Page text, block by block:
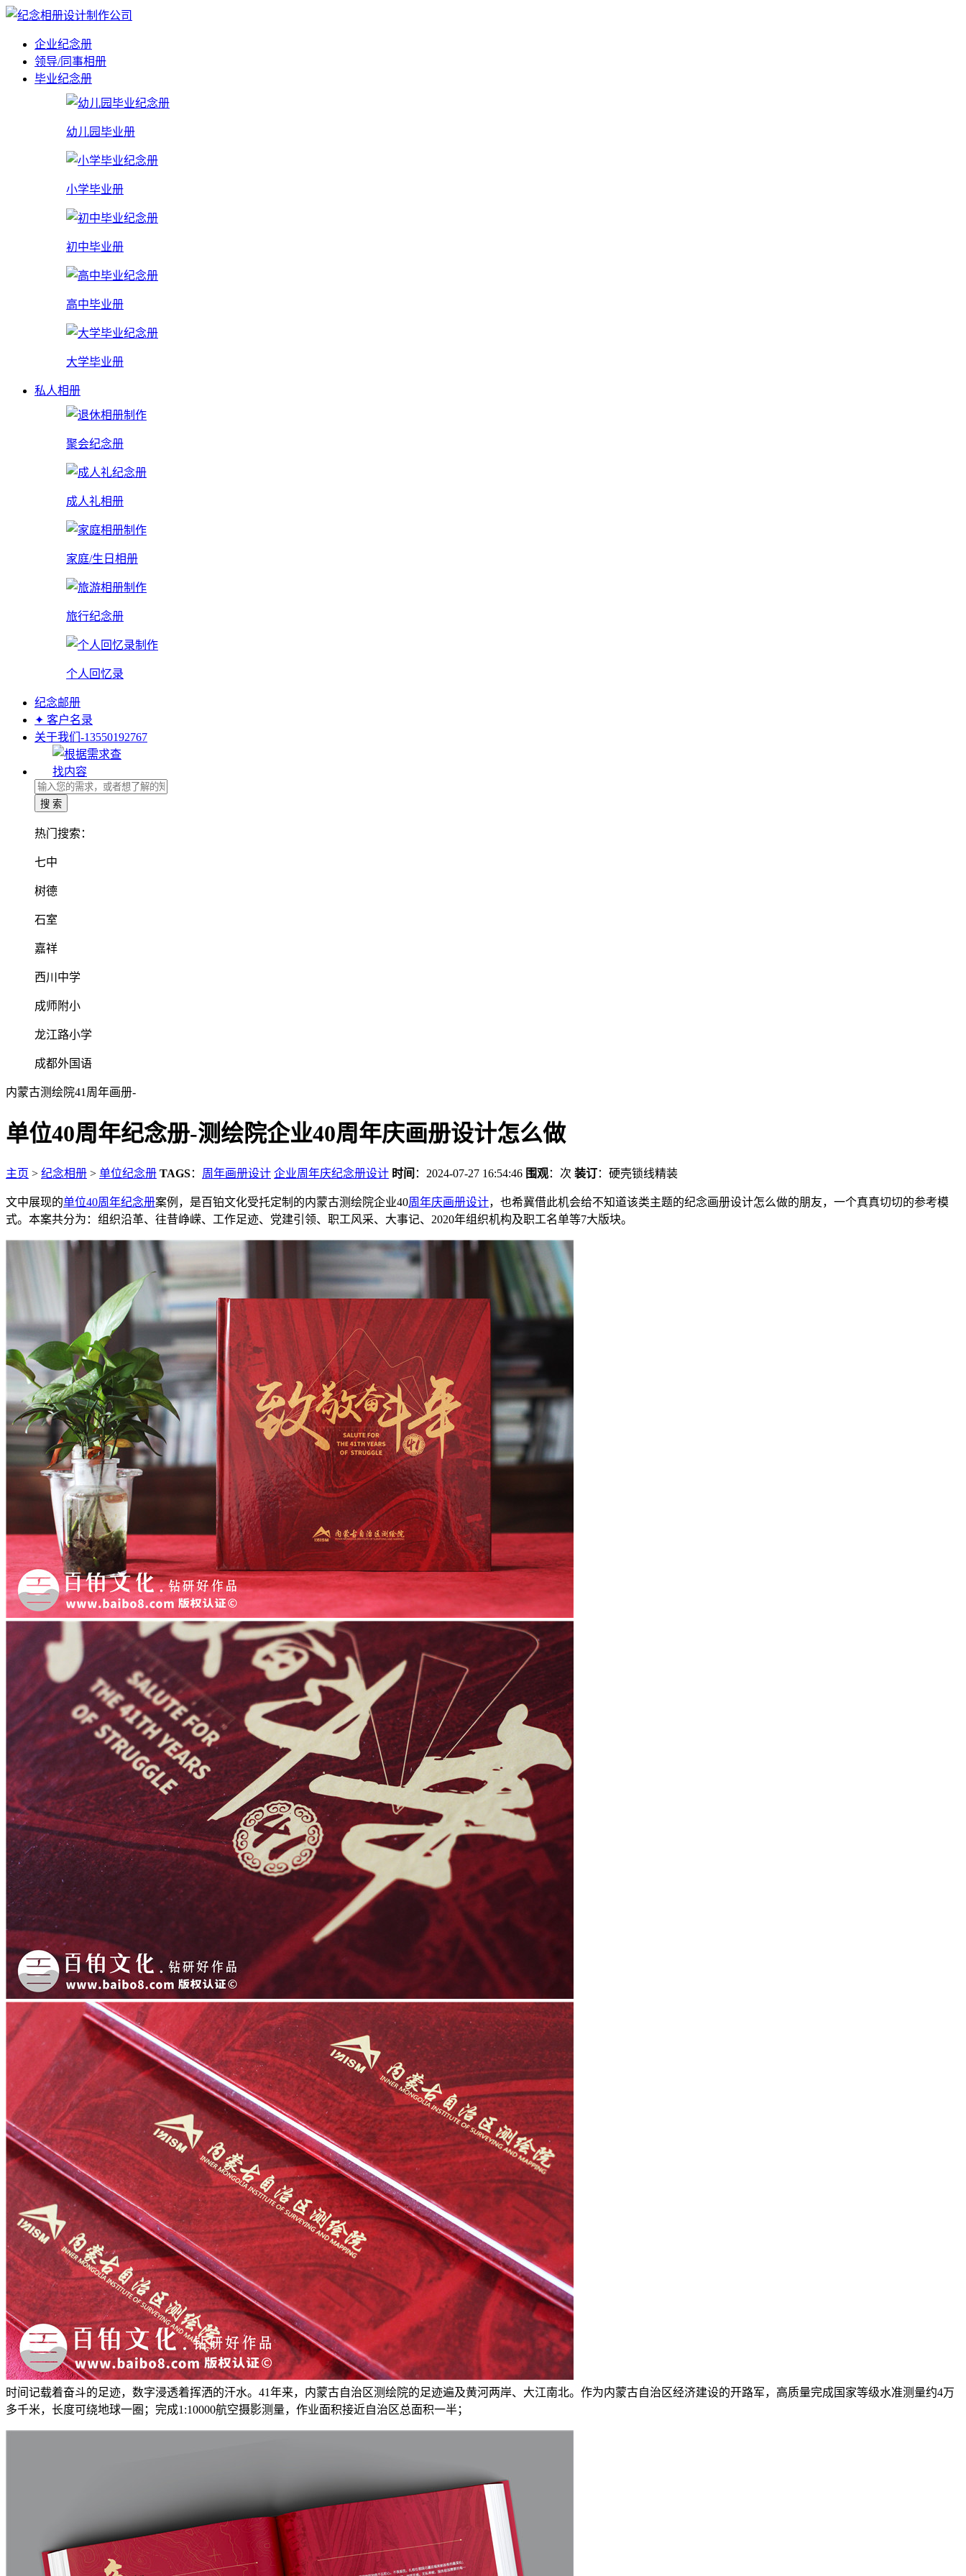
企业纪念册
领导/同事相册
毕业纪念册
幼儿园毕业册
小学毕业册
初中毕业册
高中毕业册
大学毕业册
私人相册
聚会纪念册
成人礼相册
家庭/生日相册
旅行纪念册
个人回忆录
纪念邮册
✦ 客户名录
关于我们-13550192767
热门搜索：
七中
树德
石室
嘉祥
西川中学
成师附小
龙江路小学
成都外国语
内蒙古测绘院41周年画册-
单位40周年纪念册-测绘院企业40周年庆画册设计怎么做
主页 > 纪念相册 > 单位纪念册 TAGS： 周年画册设计 企业周年庆纪念册设计 时间 ：2024-07-27 16:54:46 围观： 次 装订：硬壳锁线精装
文中展现的单位40周年纪念册案例，是百铂文化受托定制的内蒙古测绘院企业40周年庆画册设计，也希冀借此机会给不知道该类主题的纪念画册设计怎么做的朋友，一个真真切切的参考模
式。本案共分为：组织沿革、往昔峥嵘、工作足迹、党建引领、职工风采、大事记、2020年组织机构及职工名单等7大版块。
时间记载着奋斗的足迹，数字浸透着挥洒的汗水。41年来，内蒙古自治区测绘院的足迹遍及黄河两岸、大江南北。作为内蒙古自治区经济建设的开路军，高质量完成国家等级水准测量约4万
多千米，长度可绕地球一圈；完成1:10000航空摄影测量，作业面积接近自治区总面积一半；